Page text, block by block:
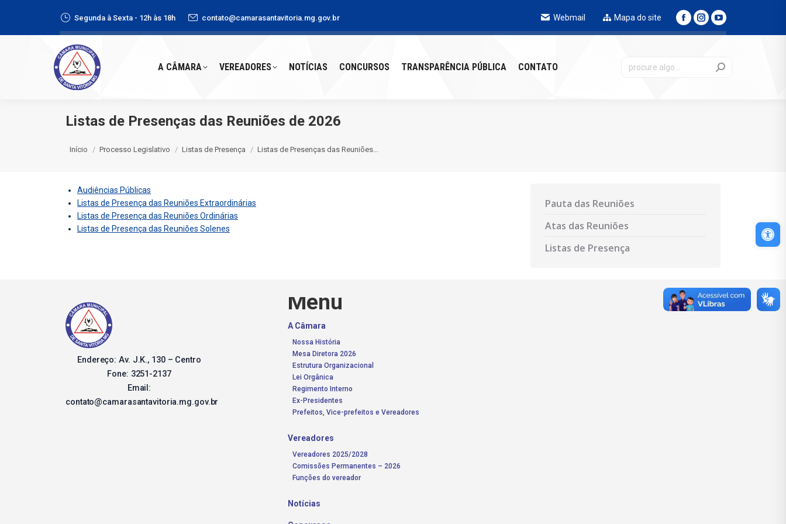
Segunda à Sexta - 12h às 18h contato@camarasantavitoria.mg.gov.br Webmail Mapa do site
A CÂMARA VEREADORES NOTÍCIAS CONCURSOS TRANSPARÊNCIA PÚBLICA CONTATO
Listas de Presenças das Reuniões de 2026
Início Processo Legislativo Listas de Presença Listas de Presenças das Reuniões…
Audiências Públicas
Listas de Presença das Reuniões Extraordinárias
Listas de Presença das Reuniões Ordinárias
Listas de Presença das Reuniões Solenes
Pauta das Reuniões
Atas das Reuniões
Listas de Presença
Endereço: Av. J.K., 130 – Centro
Fone: 3251-2137
Email:
contato@camarasantavitoria.mg.gov.br
Menu
A Câmara
Nossa História
Mesa Diretora 2026
Estrutura Organizacional
Lei Orgânica
Regimento Interno
Ex-Presidentes
Prefeitos, Vice-prefeitos e Vereadores
Vereadores
Vereadores 2025/2028
Comissões Permanentes – 2026
Funções do vereador
Notícias
A CÂMARA VEREADORES NOTÍCIAS CONCURSOS CONTATO